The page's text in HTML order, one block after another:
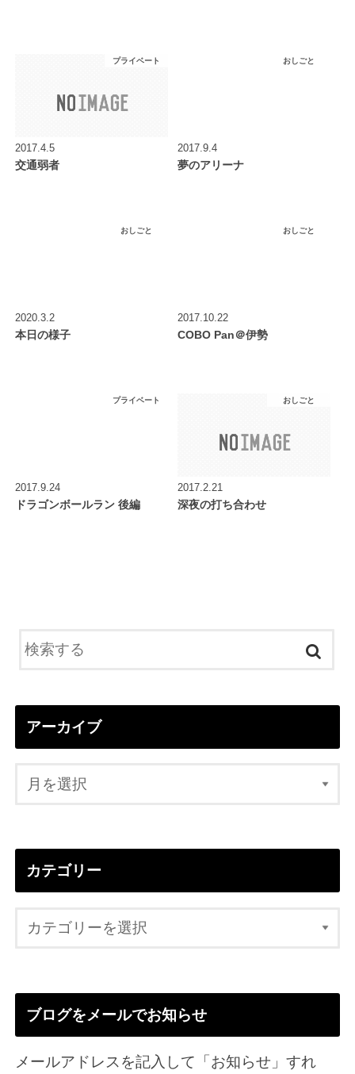
プライベート
2017.4.5
交通弱者
おしごと
2017.9.4
夢のアリーナ
おしごと
2020.3.2
本日の様子
おしごと
2017.10.22
COBO Pan＠伊勢
プライベート
2017.9.24
ドラゴンボールラン 後編
おしごと
2017.2.21
深夜の打ち合わせ
アーカイブ
カテゴリー
ブログをメールでお知らせ
メールアドレスを記入して「お知らせ」すれ